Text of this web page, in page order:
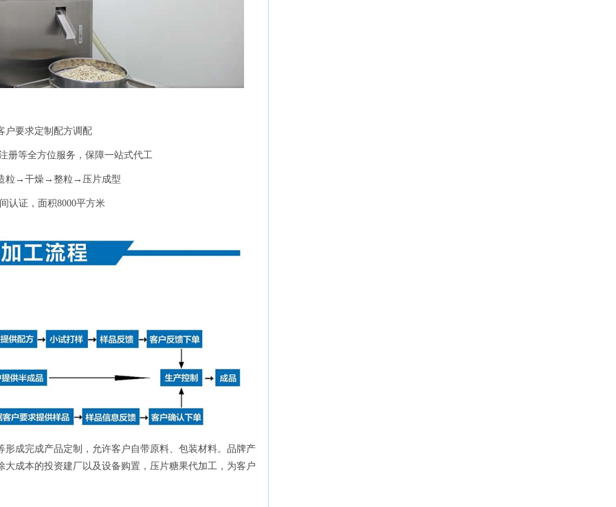
户要求定制配方调配
册等全方位服务，保障一站式代工
粒→干燥→整粒→压片成型
认证，面积8000平方米
形成完成产品定制，允许客户自带原料、包装材料。品牌产
成本的投资建厂以及设备购置，压片糖果代加工，为客户